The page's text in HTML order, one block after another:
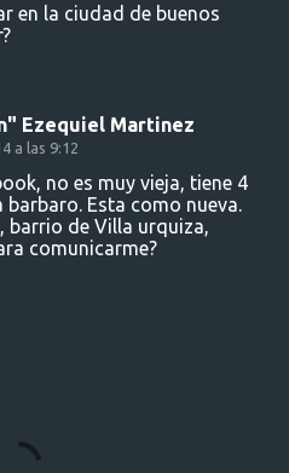
en la ciudad de buenos
Ezequiel Martinez
a las 9:12
no es muy vieja, tiene 4
Esta como nueva.
barrio de Villa urquiza,
comunicarme?